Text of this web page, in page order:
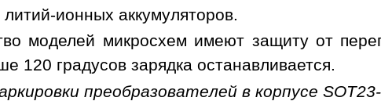
ионных аккумуляторов.
моделей микросхем имеют защиту от
120 градусов зарядка останавливается.
преобразователей в корпусе